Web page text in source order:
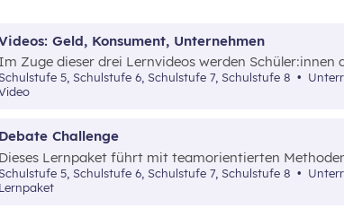
Debate Challenge
Dieses Lernpaket führt mit teamorientierten
Kommunizierens und Debattierens ein.Schulstufe 5, Schulstufe 6, Schulstufe 7, Schulstufe 8
Lernpaket
Geld, Konsument, Unternehmen
Im Zuge dieser drei Lernvideos werden Schüler:innen
nähergebracht.
Schulstufe 5, Schulstufe 6, Schulstufe 7, Schulstufe 8